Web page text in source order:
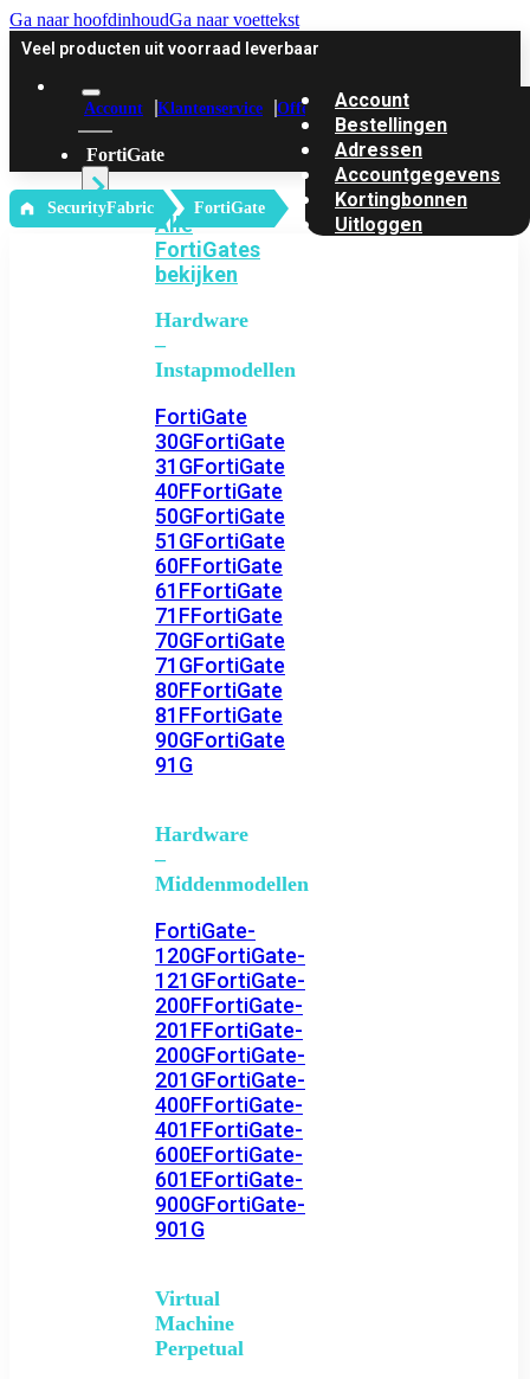
Ga naar hoofdinhoudGa naar voettekst
Veel producten uit voorraad leverbaar
Account Klantenservice Offerte
FortiGate
Alle
FortiGates
bekijken
Hardware
–
Instapmodellen
FortiGate
30GFortiGate
31GFortiGate
40FFortiGate
50GFortiGate
51GFortiGate
60FFortiGate
61FFortiGate
71FFortiGate
70GFortiGate
71GFortiGate
80FFortiGate
81FFortiGate
90GFortiGate
91G
Hardware
–
Middenmodellen
FortiGate-
120GFortiGate-
121GFortiGate-
200FFortiGate-
201FFortiGate-
200GFortiGate-
201GFortiGate-
400FFortiGate-
401FFortiGate-
600EFortiGate-
601EFortiGate-
900GFortiGate-
901G
Virtual
Machine
Perpetual
Account
Bestellingen
Adressen
Accountgegevens
Kortingbonnen
Uitloggen
‎ SecurityFabric FortiGate